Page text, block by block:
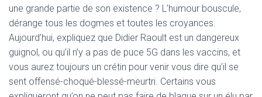
une grande partie de son existence ? L’humour bouscule,
dérange tous les dogmes et toutes les croyances.
Aujourd’hui, expliquez que Didier Raoult est un dangereux
guignol, ou qu’il n’y a pas de puce 5G dans les vaccins, et
vous aurez toujours un crétin pour venir vous dire qu’il se
sent offensé-choqué-blessé-meurtri. Certains vous